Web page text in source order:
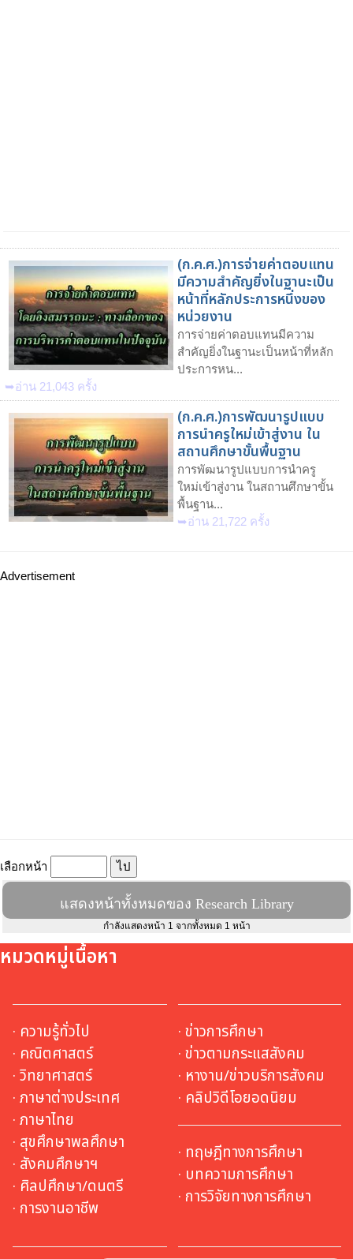
(ก.ค.ศ.)การจ่ายค่าตอบแทน
มีความสำคัญยิ่งในฐานะเป็น
หน้าที่หลักประการหนึ่งของ
หน่วยงาน
การจ่ายค่าตอบแทนมีความ
สำคัญยิ่งในฐานะเป็นหน้าที่หลัก
ประการหน...
➥อ่าน 21,043 ครั้ง
(ก.ค.ศ.)การพัฒนารูปแบบ
การนำครูใหม่เข้าสู่งาน ใน
สถานศึกษาขั้นพื้นฐาน
การพัฒนารูปแบบการนำครู
ใหม่เข้าสู่งาน ในสถานศึกษาขั้น
พื้นฐาน...
➥อ่าน 21,722 ครั้ง
Advertisement
เลือกหน้า
แสดงหน้าทั้งหมดของ Research Library
กำลังแสดงหน้า 1 จากทั้งหมด 1 หน้า
หมวดหมู่เนื้อหา
· ความรู้ทั่วไป
· คณิตศาสตร์
· วิทยาศาสตร์
· ภาษาต่างประเทศ
· ภาษาไทย
· สุขศึกษาพลศึกษา
· สังคมศึกษาฯ
· ศิลปศึกษา/ดนตรี
· การงานอาชีพ
· ข่าวการศึกษา
· ข่าวตามกระแสสังคม
· หางาน/ข่าวบริการสังคม
· คลิปวิดีโอยอดนิยม
· ทฤษฎีทางการศึกษา
· บทความการศึกษา
· การวิจัยทางการศึกษา